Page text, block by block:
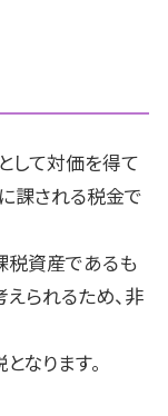
して対価を得て
課される税金で
税資産であるも
られるため、非
なります。